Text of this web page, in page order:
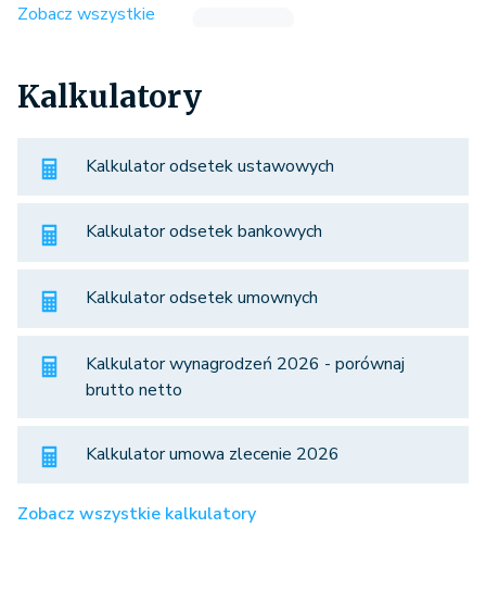
Zobacz wszystkie
Kalkulatory
Kalkulator odsetek ustawowych
Kalkulator odsetek bankowych
Kalkulator odsetek umownych
Kalkulator wynagrodzeń 2026 - porównaj
brutto netto
Kalkulator umowa zlecenie 2026
Zobacz wszystkie kalkulatory